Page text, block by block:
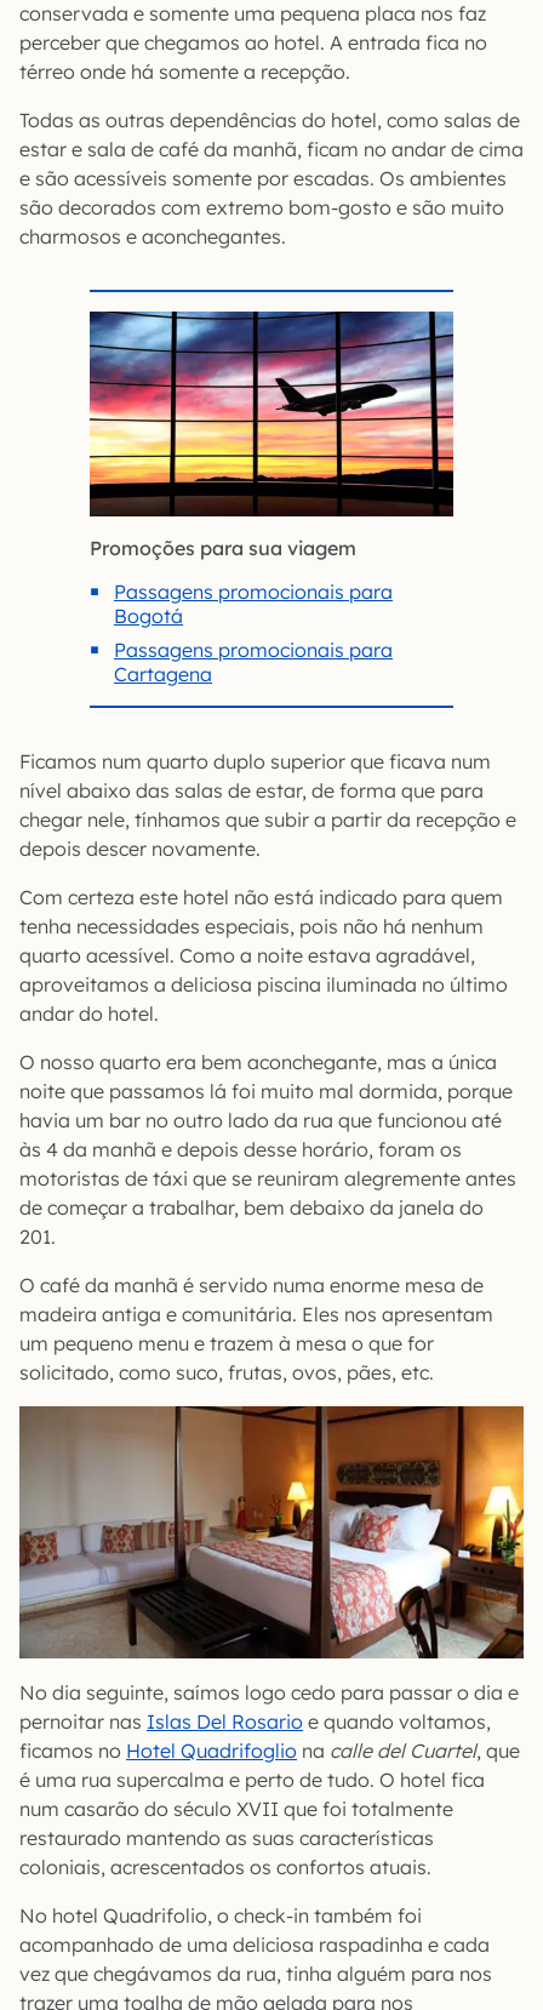
conservada e somente uma pequena placa nos faz
perceber que chegamos ao hotel. A entrada fica no
térreo onde há somente a recepção.
Todas as outras dependências do hotel, como salas de
estar e sala de café da manhã, ficam no andar de cima
e são acessíveis somente por escadas. Os ambientes
são decorados com extremo bom-gosto e são muito
charmosos e aconchegantes.
Promoções para sua viagem
Passagens promocionais para
Bogotá
Passagens promocionais para
Cartagena
Ficamos num quarto duplo superior que ficava num
nível abaixo das salas de estar, de forma que para
chegar nele, tínhamos que subir a partir da recepção e
depois descer novamente.
Com certeza este hotel não está indicado para quem
tenha necessidades especiais, pois não há nenhum
quarto acessível. Como a noite estava agradável,
aproveitamos a deliciosa piscina iluminada no último
andar do hotel.
O nosso quarto era bem aconchegante, mas a única
noite que passamos lá foi muito mal dormida, porque
havia um bar no outro lado da rua que funcionou até
às 4 da manhã e depois desse horário, foram os
motoristas de táxi que se reuniram alegremente antes
de começar a trabalhar, bem debaixo da janela do
201.
O café da manhã é servido numa enorme mesa de
madeira antiga e comunitária. Eles nos apresentam
um pequeno menu e trazem à mesa o que for
solicitado, como suco, frutas, ovos, pães, etc.
No dia seguinte, saímos logo cedo para passar o dia e
pernoitar nas Islas Del Rosario e quando voltamos,
ficamos no Hotel Quadrifoglio na calle del Cuartel, que
é uma rua supercalma e perto de tudo. O hotel fica
num casarão do século XVII que foi totalmente
restaurado mantendo as suas características
coloniais, acrescentados os confortos atuais.
No hotel Quadrifolio, o check-in também foi
acompanhado de uma deliciosa raspadinha e cada
vez que chegávamos da rua, tinha alguém para nos
trazer uma toalha de mão gelada para nos